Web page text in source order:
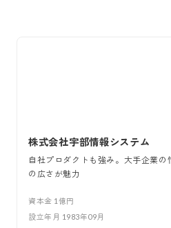
株式会社宇部情報システム
自社プロダクトも強み。大手企業
の広さが魅力
資本金 1億円
設立年月 1983年09月